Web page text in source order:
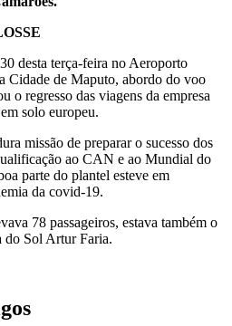
desta terça-feira no Aeroporto
Cidade de Maputo, abordo do voo
o regresso das viagens da empresa
solo europeu.
missão de preparar o sucesso dos
ao CAN e ao Mundial do
parte do plantel esteve em
da covid-19.
78 passageiros, estava também o
do Sol Artur Faria.